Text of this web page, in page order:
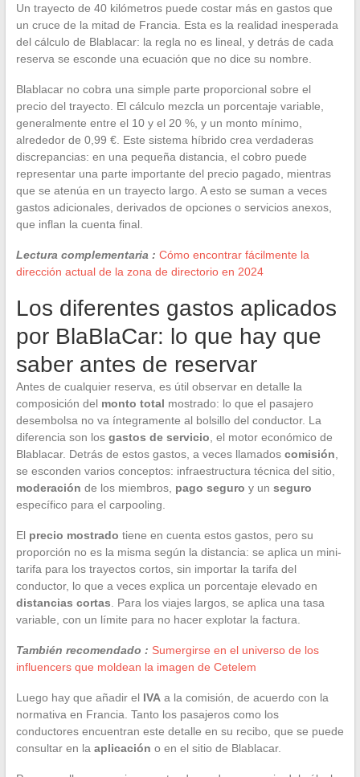
Un trayecto de 40 kilómetros puede costar más en gastos que
un cruce de la mitad de Francia. Esta es la realidad inesperada
del cálculo de Blablacar: la regla no es lineal, y detrás de cada
reserva se esconde una ecuación que no dice su nombre.
Blablacar no cobra una simple parte proporcional sobre el
precio del trayecto. El cálculo mezcla un porcentaje variable,
generalmente entre el 10 y el 20 %, y un monto mínimo,
alrededor de 0,99 €. Este sistema híbrido crea verdaderas
discrepancias: en una pequeña distancia, el cobro puede
representar una parte importante del precio pagado, mientras
que se atenúa en un trayecto largo. A esto se suman a veces
gastos adicionales, derivados de opciones o servicios anexos,
que inflan la cuenta final.
Lectura complementaria : Cómo encontrar fácilmente la
dirección actual de la zona de directorio en 2024
Los diferentes gastos aplicados
por BlaBlaCar: lo que hay que
saber antes de reservar
Antes de cualquier reserva, es útil observar en detalle la
composición del monto total mostrado: lo que el pasajero
desembolsa no va íntegramente al bolsillo del conductor. La
diferencia son los gastos de servicio , el motor económico de
Blablacar. Detrás de estos gastos, a veces llamados comisión
se esconden varios conceptos: infraestructura técnica del sitio,
moderación de los miembros, pago seguro y un seguro
específico para el carpooling.
El precio mostrado tiene en cuenta estos gastos, pero su
proporción no es la misma según la distancia: se aplica un mini-
tarifa para los trayectos cortos, sin importar la tarifa del
conductor, lo que a veces explica un porcentaje elevado en
distancias cortas . Para los viajes largos, se aplica una tasa
variable, con un límite para no hacer explotar la factura.
También recomendado : Sumergirse en el universo de los
influencers que moldean la imagen de Cetelem
Luego hay que añadir el IVAa la comisión, de acuerdo con la
normativa en Francia. Tanto los pasajeros como los
conductores encuentran este detalle en su recibo, que se puede
consultar en la aplicación o en el sitio de Blablacar.